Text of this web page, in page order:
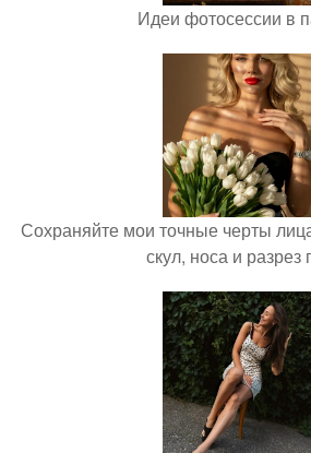
Идеи фотосессии в
Сохраняйте мои точные черты
скул, носа и разрез